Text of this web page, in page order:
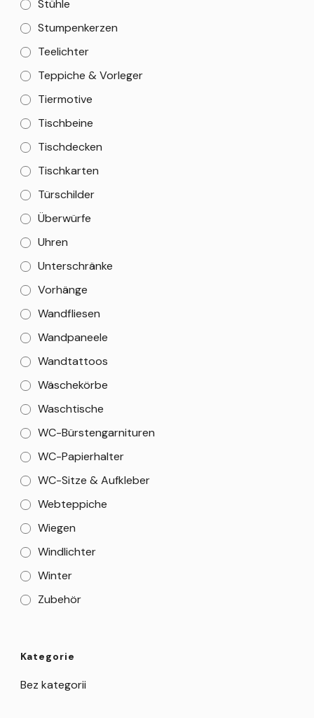
Stühle
Stumpenkerzen
Teelichter
Teppiche & Vorleger
Tiermotive
Tischbeine
Tischdecken
Tischkarten
Türschilder
Überwürfe
Uhren
Unterschränke
Vorhänge
Wandfliesen
Wandpaneele
Wandtattoos
Wäschekörbe
Waschtische
WC-Bürstengarnituren
WC-Papierhalter
WC-Sitze & Aufkleber
Webteppiche
Wiegen
Windlichter
Winter
Zubehör
Kategorie
Bez kategorii